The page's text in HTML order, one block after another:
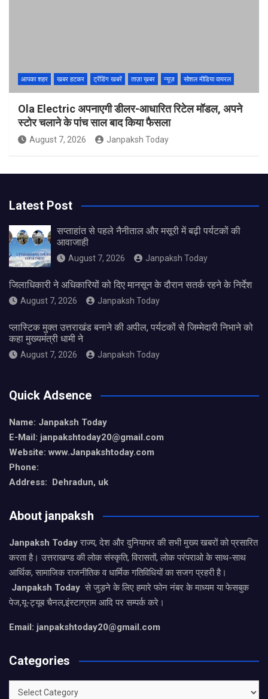
आपका शहर खबर हटकर ट्रेंडिंग खबरें ताज़ा ख़बर न्यूज़ सोशल मीडिया वायरल
Ola Electric अपनाएगी डीलर-आधारित रिटेल मॉडल, अपने
स्टोर चलाने के पांच साल बाद किया फैसला
August 7, 2026 Janpaksh Today
Latest Post
सप्ताहांत से पहले नैनीताल और मसूरी में बढ़ी पर्यटकों की
आवाजाही
August 7, 2026 Janpaksh Today
जिलाधिकारी ने अधिकारियों को दिए मानसून के दौरान सतर्क रहने के निर्देश
August 7, 2026 Janpaksh Today
प्लास्टिक मुक्त उत्तराखंड बनाने की अपील, पर्यटकों से जिम्मेदारी निभाने को
कहा मुख्यमंत्री धामी ने
August 7, 2026 Janpaksh Today
Quick Adsence
Name: Janpaksh Today
E-Mail: janpakshtoday20@gmail.com
Website: www.Janpakshtoday.com
Phone:
Address: Dehradun, uk
About janpaksh
Janpaksh Todayराज्य, देश और दुनियाभर की सभी मुख्य खबरों को प्रसारित
करता है। उत्तराखण्ड की लोक संस्कृति, विरासतों, लोक परंपराओ के साथ-साथ
आर्थिक, सामाजिक राजनीतिक व धार्मिक गतिविधियों का सजग प्रहरी है।
Janpaksh Today से जुड़ने के लिए हमारे फोन नंबर के माध्यम या फेसबुक
पेज,यू-ट्यूब चैनल,इंस्टाग्राम आदि पर सम्पर्क करे।
Email: janpakshtoday20@gmail.com
Categories
Categories